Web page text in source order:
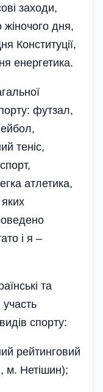
заходи,
дня,
Конституції,
енергетика.
футзал,
теніс,
атлетика,
і я –
та
участь
спорту:
рейтинговий
м. Нетішин);